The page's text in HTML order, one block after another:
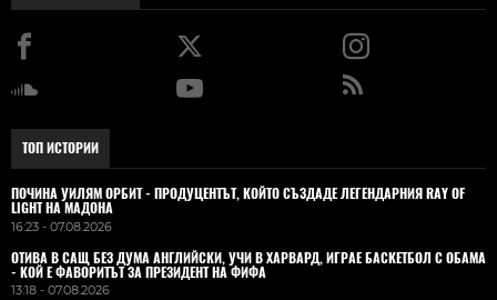
ТОП ИСТОРИИ
ПОЧИНА УИЛЯМ ОРБИТ - ПРОДУЦЕНТЪТ, КОЙТО СЪЗДАДЕ ЛЕГЕНДАРНИЯ RAY OF
LIGHT НА МАДОНА
16:23 - 07.08.2026
ОТИВА В САЩ БЕЗ ДУМА АНГЛИЙСКИ, УЧИ В ХАРВАРД, ИГРАЕ БАСКЕТБОЛ С ОБАМА
- КОЙ Е ФАВОРИТЪТ ЗА ПРЕЗИДЕНТ НА ФИФА
13:18 - 07.08.2026